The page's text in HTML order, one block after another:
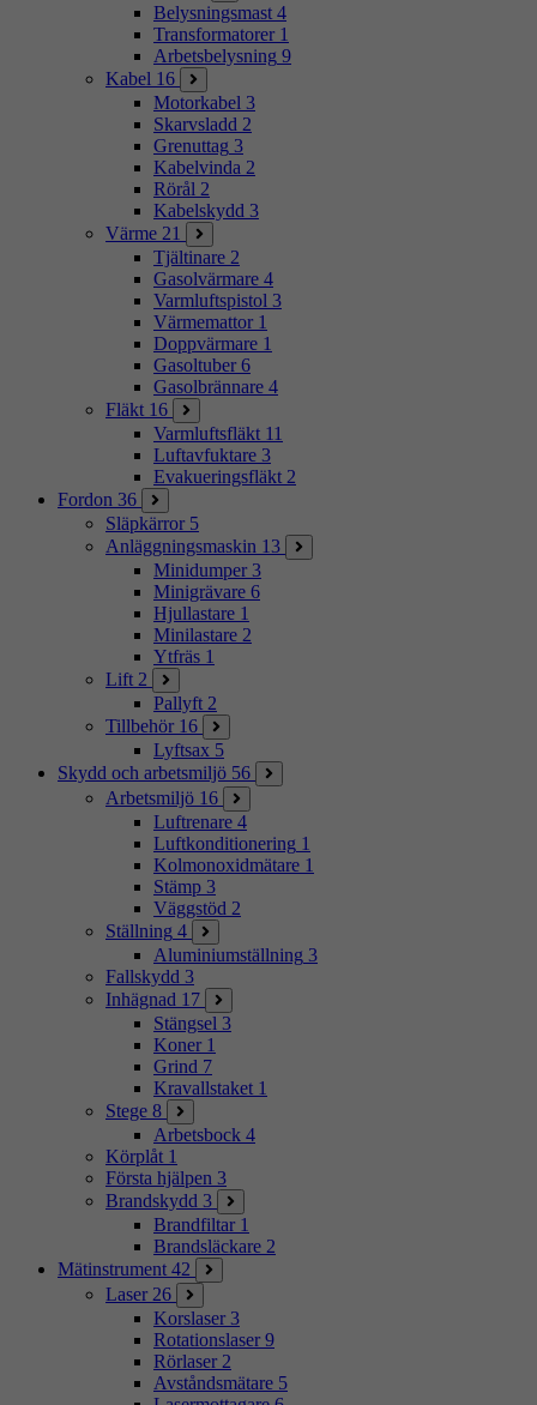
Belysningsmast 4
Transformatorer 1
Arbetsbelysning 9
Kabel 16
Motorkabel 3
Skarvsladd 2
Grenuttag 3
Kabelvinda 2
Rörål 2
Kabelskydd 3
Värme 21
Tjältinare 2
Gasolvärmare 4
Varmluftspistol 3
Värmemattor 1
Doppvärmare 1
Gasoltuber 6
Gasolbrännare 4
Fläkt 16
Varmluftsfläkt 11
Luftavfuktare 3
Evakueringsfläkt 2
Fordon 36
Släpkärror 5
Anläggningsmaskin 13
Minidumper 3
Minigrävare 6
Hjullastare 1
Minilastare 2
Ytfräs 1
Lift 2
Pallyft 2
Tillbehör 16
Lyftsax 5
Skydd och arbetsmiljö 56
Arbetsmiljö 16
Luftrenare 4
Luftkonditionering 1
Kolmonoxidmätare 1
Stämp 3
Väggstöd 2
Ställning 4
Aluminiumställning 3
Fallskydd 3
Inhägnad 17
Stängsel 3
Koner 1
Grind 7
Kravallstaket 1
Stege 8
Arbetsbock 4
Körplåt 1
Första hjälpen 3
Brandskydd 3
Brandfiltar 1
Brandsläckare 2
Mätinstrument 42
Laser 26
Korslaser 3
Rotationslaser 9
Rörlaser 2
Avståndsmätare 5